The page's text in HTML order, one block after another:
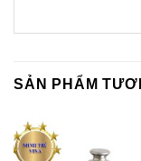
SẢN PHẨM